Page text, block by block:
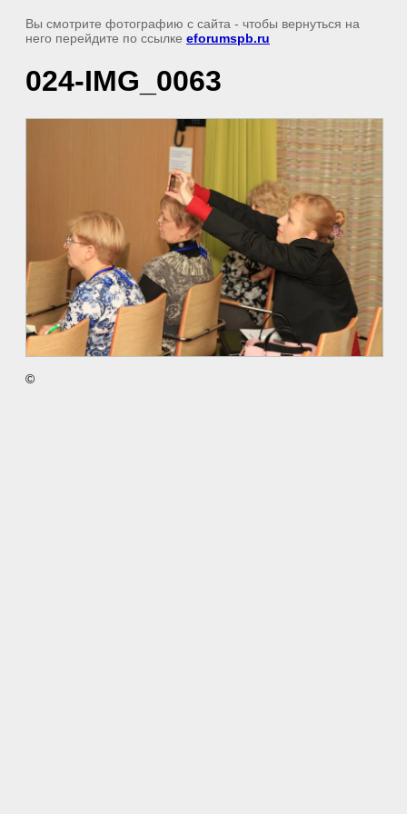
Вы смотрите фотографию с сайта - чтобы вернуться на
него перейдите по ссылке eforumspb.ru
024-IMG_0063
©